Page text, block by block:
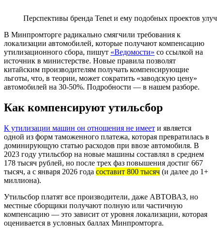
Перспективы бренда Tenet и ему подобных проектов
В Минпромторге радикально смягчили требования к
локализации автомобилей, которые получают компенсацию
утилизационного сбора, пишут «Ведомости» со ссылкой на
источник в министерстве. Новые правила позволят
китайским производителям получать компенсирующие
льготы, что, в теории, может сократить «заводскую цену»
автомобилей на 30-50%. Подробности — в нашем разборе.
Как компенсируют утильсбор
К утилизации машин он отношения не имеет и является
одной из форм таможенного платежа, которая превратилась в
доминирующую статью расходов при ввозе автомобиля. В
2023 году утильсбор на новые машины составлял в среднем
178 тысяч рублей, но после трех фаз повышения достиг 667
тысяч, а с января 2026 года составит 800 тысяч (и далее до 1+
миллиона).
Утильсбор платят все производители, даже АВТОВАЗ, но
местные сборщики получают полную или частичную
компенсацию — это зависит от уровня локализации, которая
оценивается в условных баллах Минпромторга.